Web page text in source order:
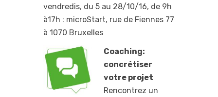
vendredis, du 5 au 28/10/16, de 9h
à17h : microStart, rue de Fiennes 77
à 1070 Bruxelles
Coaching:
concrétiser
votre projet
Rencontrez un